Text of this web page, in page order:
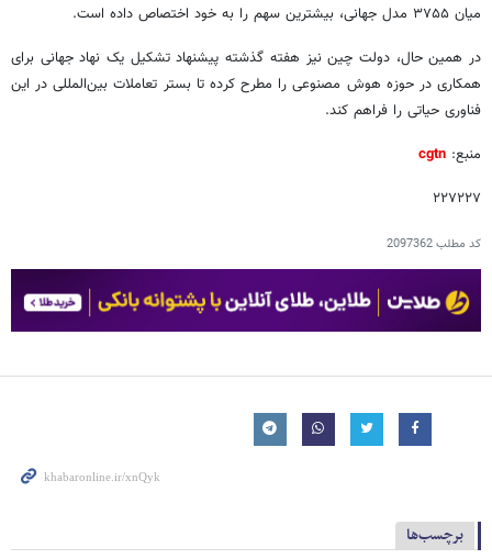
میان ۳۷۵۵ مدل جهانی، بیشترین سهم را به خود اختصاص داده است.
در همین حال، دولت چین نیز هفته گذشته پیشنهاد تشکیل یک نهاد جهانی برای
همکاری در حوزه هوش مصنوعی را مطرح کرده تا بستر تعاملات بین‌المللی در این
فناوری حیاتی را فراهم کند.
منبع: cgtn
۲۲۷۲۲۷
کد مطلب2097362
برچسب‌ها